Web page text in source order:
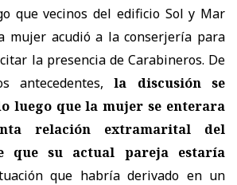
que vecinos del edificio Sol y Mar
mujer acudió a la conserjería para
la presencia de Carabineros. De
antecedentes,la discusión se
luego que la mujer se enterara
relación extramarital del
que su actual pareja estaría
que habría derivado en un